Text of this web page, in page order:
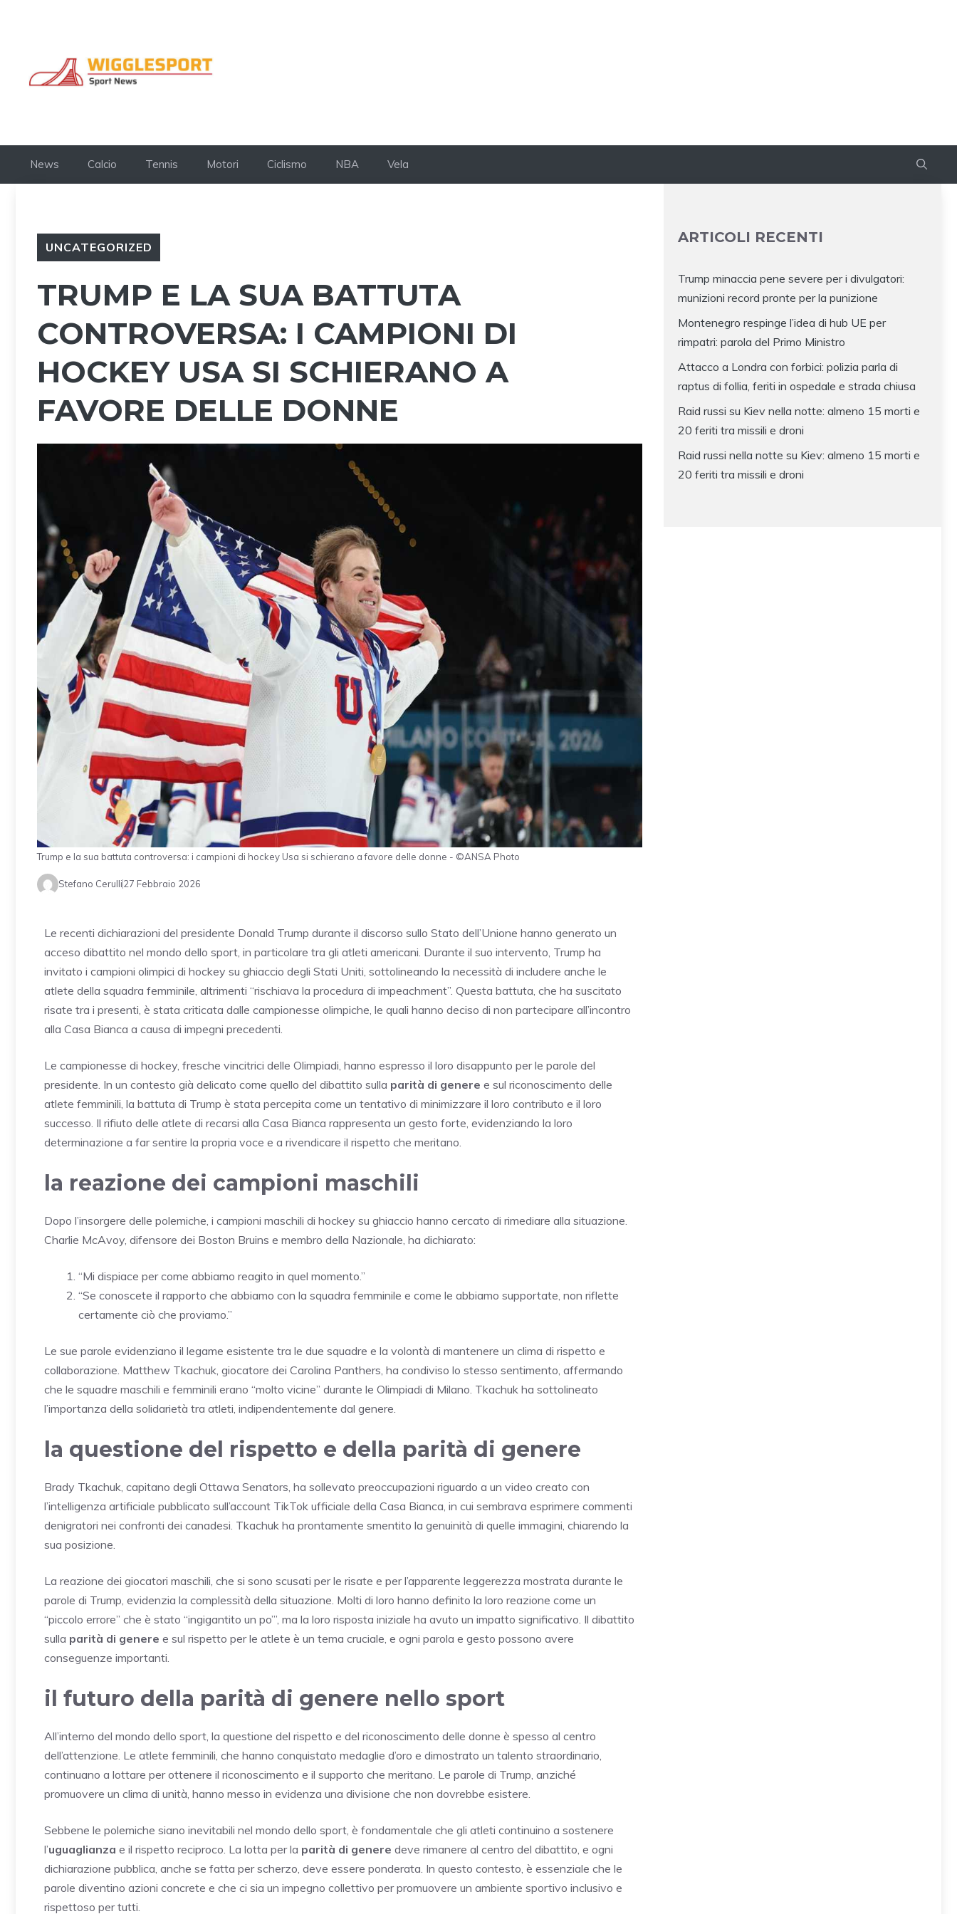
News Calcio Tennis Motori Ciclismo NBA Vela
UNCATEGORIZED
TRUMP E LA SUA BATTUTA
CONTROVERSA: I CAMPIONI DI
HOCKEY USA SI SCHIERANO A
FAVORE DELLE DONNE
Trump e la sua battuta controversa: i campioni di hockey Usa si schierano a favore delle donne - ©ANSA Photo
Stefano Cerulli27 Febbraio 2026
Le recenti dichiarazioni del presidente Donald Trump durante il discorso sullo Stato dell’Unione hanno generato un
acceso dibattito nel mondo dello sport, in particolare tra gli atleti americani. Durante il suo intervento, Trump ha
invitato i campioni olimpici di hockey su ghiaccio degli Stati Uniti, sottolineando la necessità di includere anche le
atlete della squadra femminile, altrimenti “rischiava la procedura di impeachment”. Questa battuta, che ha suscitato
risate tra i presenti, è stata criticata dalle campionesse olimpiche, le quali hanno deciso di non partecipare all’incontro
alla Casa Bianca a causa di impegni precedenti.
Le campionesse di hockey, fresche vincitrici delle Olimpiadi, hanno espresso il loro disappunto per le parole del
presidente. In un contesto già delicato come quello del dibattito sulla parità di genere e sul riconoscimento delle
atlete femminili, la battuta di Trump è stata percepita come un tentativo di minimizzare il loro contributo e il loro
successo. Il rifiuto delle atlete di recarsi alla Casa Bianca rappresenta un gesto forte, evidenziando la loro
determinazione a far sentire la propria voce e a rivendicare il rispetto che meritano.
la reazione dei campioni maschili
Dopo l’insorgere delle polemiche, i campioni maschili di hockey su ghiaccio hanno cercato di rimediare alla situazione.
Charlie McAvoy, difensore dei Boston Bruins e membro della Nazionale, ha dichiarato:
“Mi dispiace per come abbiamo reagito in quel momento.”
“Se conoscete il rapporto che abbiamo con la squadra femminile e come le abbiamo supportate, non riflette
certamente ciò che proviamo.”
Le sue parole evidenziano il legame esistente tra le due squadre e la volontà di mantenere un clima di rispetto e
collaborazione. Matthew Tkachuk, giocatore dei Carolina Panthers, ha condiviso lo stesso sentimento, affermando
che le squadre maschili e femminili erano “molto vicine” durante le Olimpiadi di Milano. Tkachuk ha sottolineato
l’importanza della solidarietà tra atleti, indipendentemente dal genere.
la questione del rispetto e della parità di genere
Brady Tkachuk, capitano degli Ottawa Senators, ha sollevato preoccupazioni riguardo a un video creato con
l’intelligenza artificiale pubblicato sull’account TikTok ufficiale della Casa Bianca, in cui sembrava esprimere commenti
denigratori nei confronti dei canadesi. Tkachuk ha prontamente smentito la genuinità di quelle immagini, chiarendo la
sua posizione.
La reazione dei giocatori maschili, che si sono scusati per le risate e per l’apparente leggerezza mostrata durante le
parole di Trump, evidenzia la complessità della situazione. Molti di loro hanno definito la loro reazione come un
“piccolo errore” che è stato “ingigantito un po’”, ma la loro risposta iniziale ha avuto un impatto significativo. Il dibattito
sulla parità di genere e sul rispetto per le atlete è un tema cruciale, e ogni parola e gesto possono avere
conseguenze importanti.
il futuro della parità di genere nello sport
All’interno del mondo dello sport, la questione del rispetto e del riconoscimento delle donne è spesso al centro
dell’attenzione. Le atlete femminili, che hanno conquistato medaglie d’oro e dimostrato un talento straordinario,
continuano a lottare per ottenere il riconoscimento e il supporto che meritano. Le parole di Trump, anziché
promuovere un clima di unità, hanno messo in evidenza una divisione che non dovrebbe esistere.
Sebbene le polemiche siano inevitabili nel mondo dello sport, è fondamentale che gli atleti continuino a sostenere
l’uguaglianza e il rispetto reciproco. La lotta per la parità di genere deve rimanere al centro del dibattito, e ogni
dichiarazione pubblica, anche se fatta per scherzo, deve essere ponderata. In questo contesto, è essenziale che le
parole diventino azioni concrete e che ci sia un impegno collettivo per promuovere un ambiente sportivo inclusivo e
rispettoso per tutti.
ARTICOLI RECENTI
Trump minaccia pene severe per i divulgatori:
munizioni record pronte per la punizione
Montenegro respinge l’idea di hub UE per
rimpatri: parola del Primo Ministro
Attacco a Londra con forbici: polizia parla di
raptus di follia, feriti in ospedale e strada chiusa
Raid russi su Kiev nella notte: almeno 15 morti e
20 feriti tra missili e droni
Raid russi nella notte su Kiev: almeno 15 morti e
20 feriti tra missili e droni